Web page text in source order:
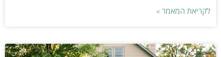
לקריאת המאמר »